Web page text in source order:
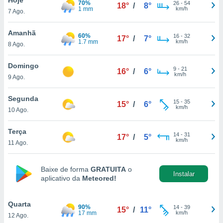
lhe
e
com
Pode
e
a
a
7 Ago.
70%
1 mm
18° / 8° 26- 54
km/h
Amanhã
8 Ago.
60%
1.7 mm
17° / 7° 16- 32
km/h
Domingo
9 Ago.
16° / 6° 9- 21
km/h
Segunda
10 Ago.
15° / 6° 15- 35
km/h
Terça
11 Ago.
17° / 5° 14- 31
km/h
Baixe de forma GRATUITA o
aplicativo da Meteored!
Instalar
Quarta
12 Ago.
90%
17 mm
15° / 11° 14- 39
km/h